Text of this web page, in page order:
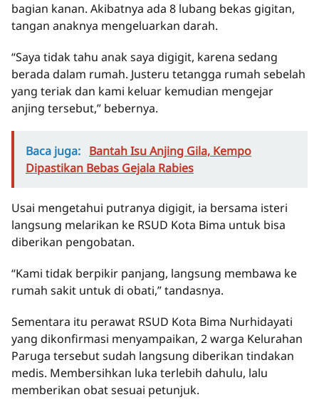
bagian kanan. Akibatnya ada 8 lubang bekas gigitan,
tangan anaknya mengeluarkan darah.
“Saya tidak tahu anak saya digigit, karena sedang
berada dalam rumah. Justeru tetangga rumah sebelah
yang teriak dan kami keluar kemudian mengejar
anjing tersebut,” bebernya.
Baca juga: Bantah Isu Anjing Gila, Kempo
Dipastikan Bebas Gejala Rabies
Usai mengetahui putranya digigit, ia bersama isteri
langsung melarikan ke RSUD Kota Bima untuk bisa
diberikan pengobatan.
“Kami tidak berpikir panjang, langsung membawa ke
rumah sakit untuk di obati,” tandasnya.
Sementara itu perawat RSUD Kota Bima Nurhidayati
yang dikonfirmasi menyampaikan, 2 warga Kelurahan
Paruga tersebut sudah langsung diberikan tindakan
medis. Membersihkan luka terlebih dahulu, lalu
memberikan obat sesuai petunjuk.